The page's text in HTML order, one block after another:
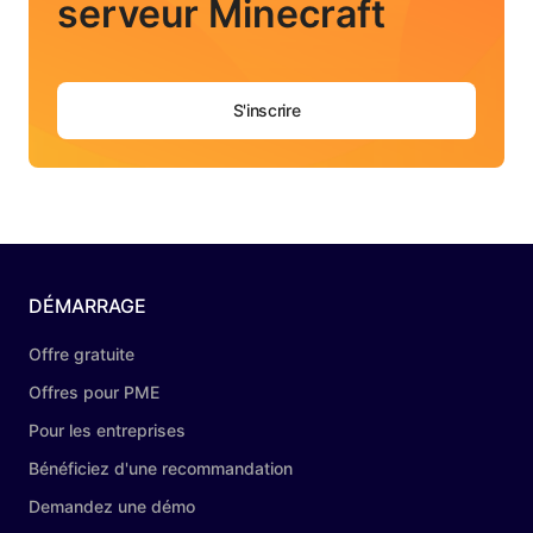
serveur Minecraft
S'inscrire
DÉMARRAGE
Offre gratuite
Offres pour PME
Pour les entreprises
Bénéficiez d'une recommandation
Demandez une démo